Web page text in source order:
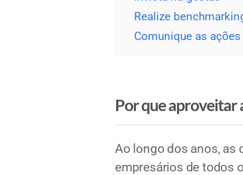
Realize
Comunique as ações
Por que aproveitar
Ao longo dos anos, as
empresários de todos